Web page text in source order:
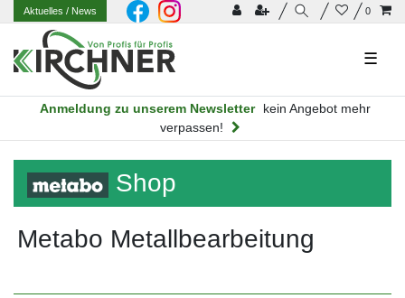
0
Aktuelles/ News
☰
Anmeldung zu unserem Newsletter
kein Angebot mehr
verpassen!
Shop
Metabo Metallbearbeitung